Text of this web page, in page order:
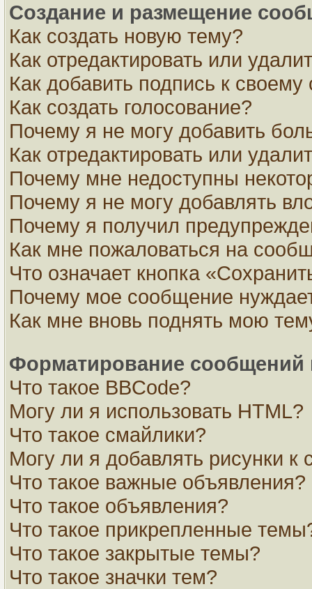
Создание и размещение
Как создать новую тему?
Как отредактировать или
Как добавить подпись к
Как создать голосование?
Почему я не могу добавить
Как отредактировать или
Почему мне недоступны
Почему я не могу добавлять
Почему я получил
Как мне пожаловаться на
Что означает кнопка
Почему мое сообщение
Как мне вновь поднять мою
Форматирование сообщений
Что такое BBCode?
Могу ли я использовать HTML?
Что такое смайлики?
Могу ли я добавлять рисунки
Что такое важные объявления?
Что такое объявления?
Что такое прикрепленные
Что такое закрытые темы?
Что такое значки тем?